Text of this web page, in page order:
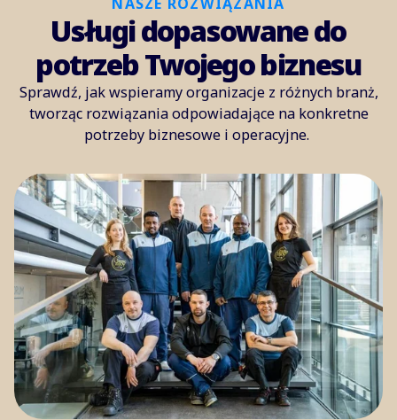
Usługi dopasowane do
potrzeb Twojego biznesu
Sprawdź, jak wspieramy organizacje z różnych branż,
tworząc rozwiązania odpowiadające na konkretne
potrzeby biznesowe i operacyjne.